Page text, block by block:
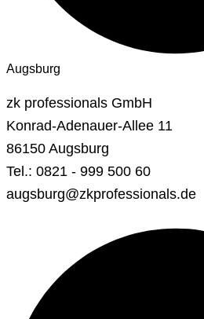
Augsburg
zk professionals GmbH
Konrad-Adenauer-Allee 11
86150 Augsburg
Tel.: 0821 - 999 500 60
augsburg@zkprofessionals.de